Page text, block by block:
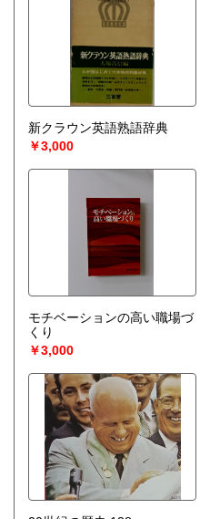
新クラウン英語熟語辞典
￥3,000
モチベーションの高い職場づ
くり
￥3,000